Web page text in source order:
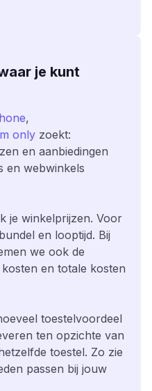
je kunt
,
only zoekt:
en aanbiedingen
en webwinkels
je winkelprijzen. Voor
en looptijd. Bij
we ook de
en totale kosten
toestelvoordeel
ten opzichte van
toestel. Zo zie
passen bij jouw